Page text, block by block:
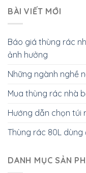
BÀI VIẾT MỚI
Báo giá thùng rác
ảnh hưởng
Những ngành nghề
Mua thùng rác nhà
Hướng dẫn chọn túi
Thùng rác 80L
DANH MỤC SẢN